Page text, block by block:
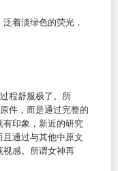
着淡绿色的荧光，
程舒服极了。所
件，而是通过完整的
印象，新近的研究
通过与其他中原文
感。所谓女神再